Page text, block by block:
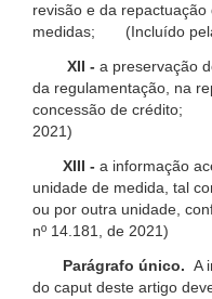
revisão e da
medidas; (Incluído pela
XII - a preservação
da regulamentação, na
concessão de crédito;
2021)
XIII - a informação
unidade de medida, tal
ou por outra unidade,
nº 14.181, de 2021)
Parágrafo único. A
do caput deste artigo